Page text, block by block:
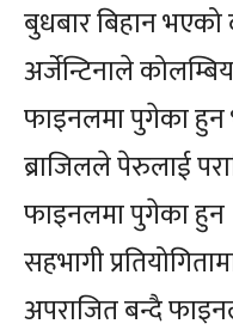
बुधबार बिहान भएको
अर्जेन्टिनाले
फाइनलमा पुगेका हुन
ब्राजिलले पेरुलाई
फाइनलमा पुगेका हुन
सहभागी
अपराजित बन्दै